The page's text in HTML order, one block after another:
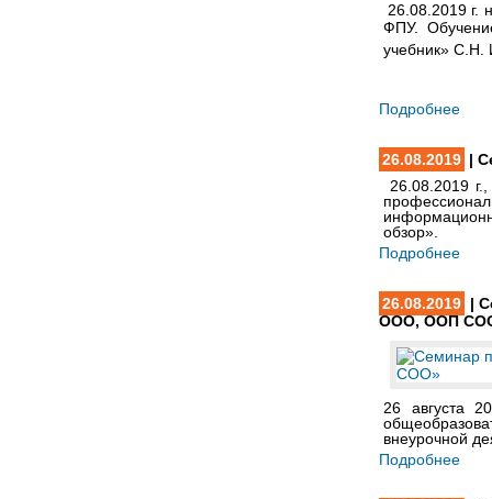
26.08.2019 г.
ФПУ.
учебник» С.Н.
Подробнее
26.08.2019 |
26.08.2019
обзор».
Подробнее
26.08.2019 |
ООО, ООП
26 августа
внеурочной
Подробнее